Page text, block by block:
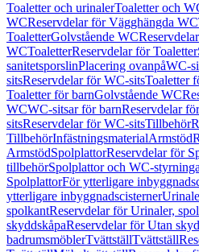
Toaletter och urinalerToaletter och
WCReservdelar för Vägghängda WC
ToaletterGolvstående WC
WCToaletterReservdelar för Toaletter
sanitetsporslinPlacering ovanpåWC-
sitsReservdelar för WC-sitsToaletter
Toaletter för barnGolvstående WC
WCWC-sitsar för barnReservdelar
sitsReservdelar för WC-sitsTillbehör
TillbehörInfästningsmaterialArmstöd
ArmstödSpolplattorReservdelar för
tillbehörSpolplattor och WC-
SpolplattorFör ytterligare
ytterligare inbyggnadscisterner
spolkantReservdelar för Urinaler,
skyddskåpaReservdelar för Utan
badrumsmöblerTvättställTvättställ